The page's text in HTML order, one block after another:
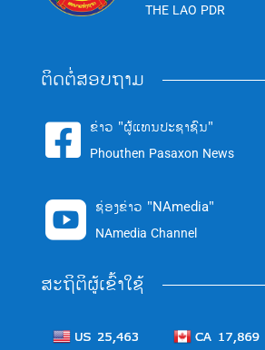
THE LAO PDR
ຕິດຕໍ່ສອບຖາມ
 ຂ່າວ "ຜູ້ແທນປະຊາຊົນ"
Phouthen Pasaxon News
 ຊ່ອງຂ່າວ "NAmedia"
NAmedia Channel
ສະຖິຕິຜູ້ເຂົ້າໃຊ້